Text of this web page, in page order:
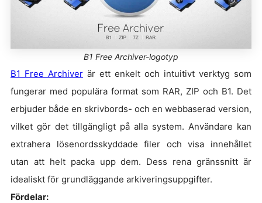
B1 Free Archiver-logotyp
B1 Free Archiver är ett enkelt och intuitivt verktyg som
fungerar med populära format som RAR, ZIP och B1. Det
erbjuder både en skrivbords- och en webbaserad version,
vilket gör det tillgängligt på alla system. Användare kan
extrahera lösenordsskyddade filer och visa innehållet
utan att helt packa upp dem. Dess rena gränssnitt är
idealiskt för grundläggande arkiveringsuppgifter.
Fördelar: